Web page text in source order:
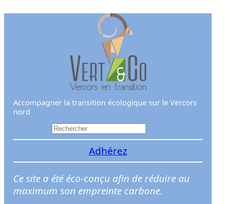
Accompagner la transition écologique sur le Vercors
nord
e
h
e
r
Adhérez
Ce site a été éco-conçu afin de réduire au
maximum son empreinte carbone.